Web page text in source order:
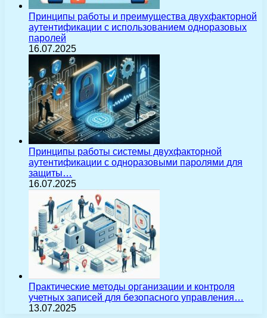
Принципы работы и преимущества двухфакторной
аутентификации с использованием одноразовых
паролей
16.07.2025
Принципы работы системы двухфакторной
аутентификации с одноразовыми паролями для
защиты…
16.07.2025
Практические методы организации и контроля
учетных записей для безопасного управления…
13.07.2025